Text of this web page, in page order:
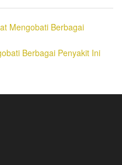
Mengobati Berbagai
Berbagai Penyakit Ini